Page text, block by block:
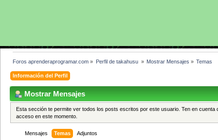
Foros aprenderaprogramar.com » Perfil de takahusu » Mostrar Mensajes » Temas
Información del Perfil
Mostrar Mensajes
Esta sección te permite ver todos los posts escritos por este usuario. Ten en
acceso en este momento.
Mensajes Temas Adjuntos